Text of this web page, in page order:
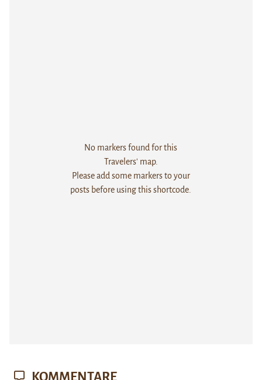
No markers found for this
Travelers' map.
Please add some markers to your
posts before using this shortcode.
KOMMENTARE